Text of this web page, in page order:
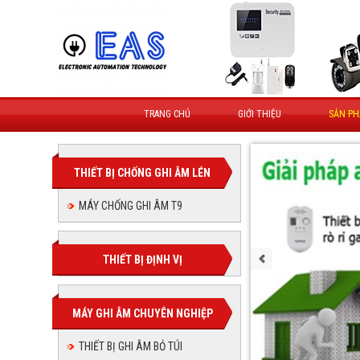
TRANG CHỦ GIỚI THIỆU SẢN
THIẾT BỊ CHỐNG GHI ÂM LÉN
MÁY CHỐNG GHI ÂM T9
THIẾT BỊ ĐỊNH VỊ
MÁY GHI ÂM CHUYÊN NGHIỆP
THIẾT BỊ GHI ÂM BỎ TÚI